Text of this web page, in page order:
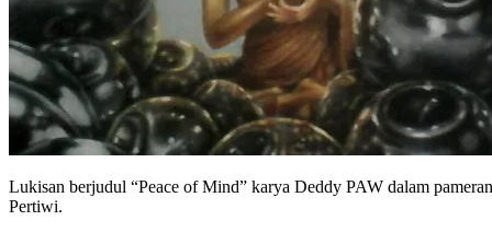
Lukisan berjudul “Peace of Mind” karya Deddy PAW dalam
Pertiwi.